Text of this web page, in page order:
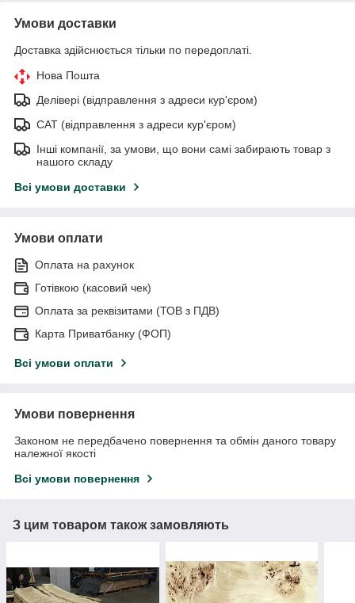
Умови доставки
Доставка здійснюється тільки по передоплаті.
Нова Пошта
Делівері (відправлення з адреси кур'єром)
САТ (відправлення з адреси кур'єром)
Інші компанії, за умови, що вони самі забирають товар з
нашого складу
Всі умови доставки
Умови оплати
Оплата на рахунок
Готівкою (касовий чек)
Оплата за реквізитами (ТОВ з ПДВ)
Карта Приватбанку (ФОП)
Всі умови оплати
Умови повернення
Законом не передбачено повернення та обмін даного товару
належної якості
Всі умови повернення
З цим товаром також замовляють